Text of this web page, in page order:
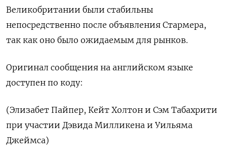
Великобритании были стабильны
непосредственно после объявления ​Стармера,
так ⁠как оно было ожидаемым для рынков.
Оригинал сообщения на ‌английском языке
доступен по ‌коду:
(Элизабет Пайпер, Кейт Холтон и Сэм ​Табахрити
при участии Дэвида Милликена ‌и Уильяма
Джеймса)